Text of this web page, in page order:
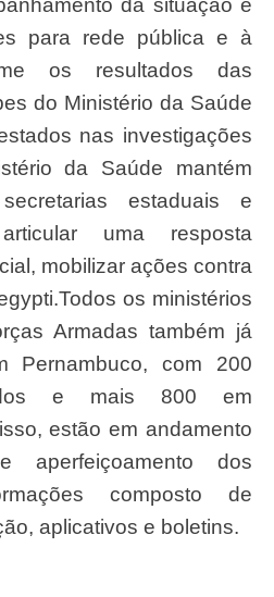
da situação e
para rede pública e à
os resultados das
do Ministério da Saúde
nas investigações
da Saúde mantém
estaduais e
uma resposta
mobilizar ações contra
os ministérios
Armadas também já
Pernambuco, com 200
e mais 800 em
estão em andamento
aperfeiçoamento dos
composto de
aplicativos e boletins.